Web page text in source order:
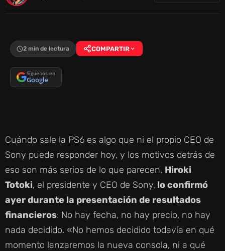
2 min de lectura COMPARTIR
Síguenos en
Google
Cuándo sale la PS6 es algo que ni el propio CEO de
Sony puede responder hoy, y los motivos detrás de
eso son más serios de lo que parecen. Hiroki
Totoki, el presidente y CEO de Sony, lo confirmó
ayer durante la presentación de resultados
financieros: No hay fecha, no hay precio, no hay
nada decidido. «No hemos decidido todavía en qué
momento lanzaremos la nueva consola, ni a qué